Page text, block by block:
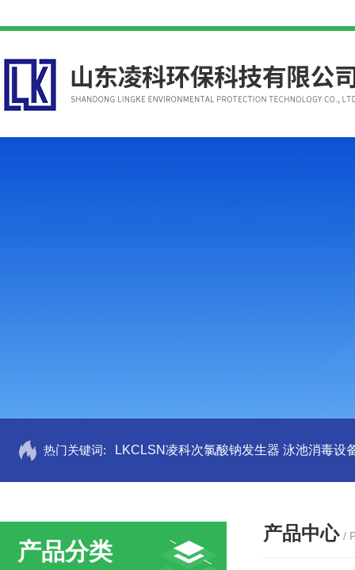
热门关键词: LKCLSN凌科次氯酸钠发生器 泳池消毒设
产品分类
产品中心 /